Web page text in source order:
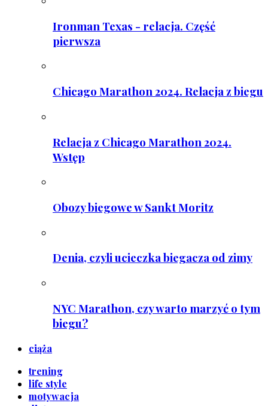
Ironman Texas - relacja. Część
pierwsza
Chicago Marathon 2024. Relacja z biegu
Relacja z Chicago Marathon 2024.
Wstęp
Obozy biegowe w Sankt Moritz
Denia, czyli ucieczka biegacza od zimy
NYC Marathon, czy warto marzyć o tym
biegu?
ciąża
trening
life style
motywacja